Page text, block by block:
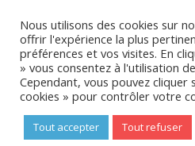
Copyright © 2018 Mairie
Nous utilisons des cookies sur
offrir l'expérience la plus
préférences et vos visites. En
» vous consentez à l'utilisation
Cependant, vous pouvez cliquer
cookies » pour contrôler votre
Tout accepter Tout refuser